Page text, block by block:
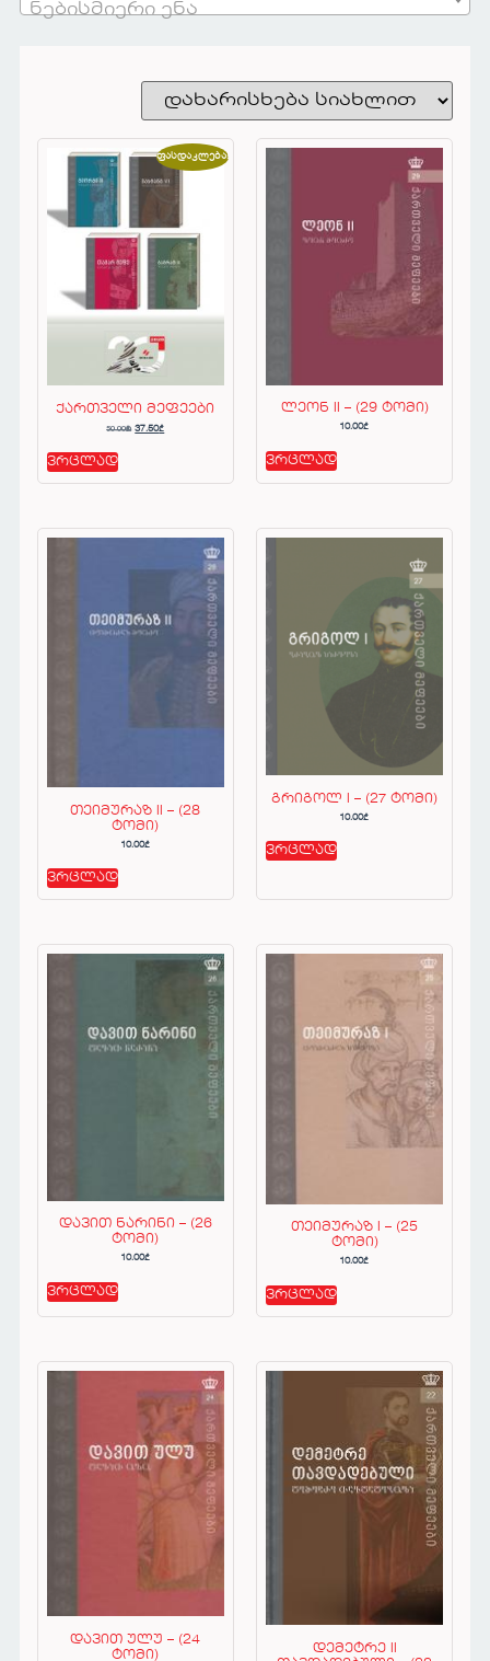
ნებისმიერი ენა
ფასდაკლება!
ქართველი მეფეები
50.00₾ 37.50₾
ვრცლად
ლეონ II – (29 ტომი)
10.00₾
ვრცლად
თეიმურაზ II – (28
ტომი)
10.00₾
ვრცლად
გრიგოლ I – (27 ტომი)
10.00₾
ვრცლად
დავით ნარინი – (26
ტომი)
10.00₾
ვრცლად
თეიმურაზ I – (25
ტომი)
10.00₾
ვრცლად
დავით ულუ – (24
ტომი)
დემეტრე II